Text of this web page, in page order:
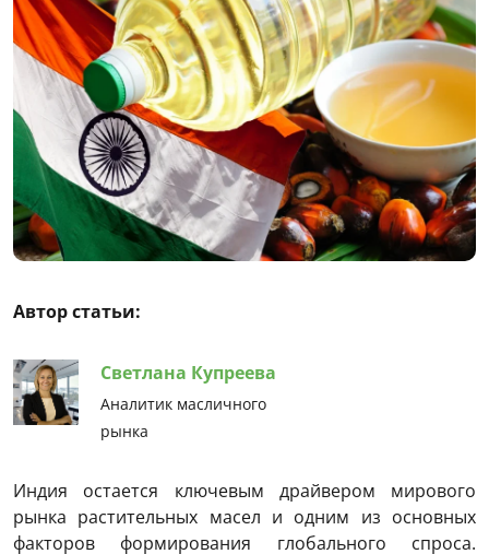
Автор статьи:
Светлана Купреева
Аналитик масличного
рынка
Индия остается ключевым драйвером мирового
рынка растительных масел и одним из основных
факторов формирования глобального спроса.